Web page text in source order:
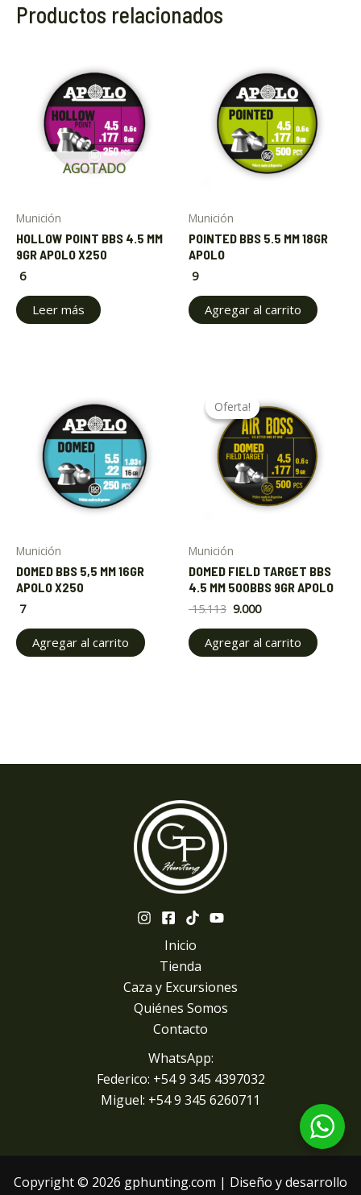
Productos relacionados
AGOTADO
Munición
HOLLOW POINT BBS 4.5 MM
9GR APOLO X250
6
Leer más
Munición
POINTED BBS 5.5 MM 18GR
APOLO
9
Agregar al carrito
Munición
DOMED BBS 5,5 MM 16GR
APOLO X250
7
Agregar al carrito
Oferta!
Oferta!
Munición
DOMED FIELD TARGET BBS
4.5 MM 500BBS 9GR APOLO
15.113
was:
$ 15.113.
9.000
is:
$ 9.000.
Agregar al carrito
Inicio
Tienda
Caza y Excursiones
Quiénes Somos
Contacto
WhatsApp:
Federico: +54 9 345 4397032
Miguel: +54 9 345 6260711
Copyright © 2026 gphunting.com | Diseño y desarrollo